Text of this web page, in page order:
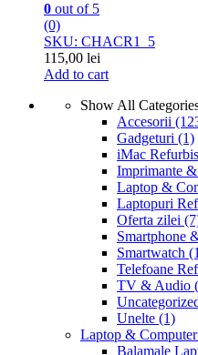
0 out of 5
(0)
SKU: CHACR1_5
115,00 lei
Add to cart
Show All
Accesorii
Gadgeturi (1)
iMac
Imprimante
Laptop &
Laptopuri
Oferta zilei
Smartphone
Smartwatch
Telefoane
TV & Audio
Unelte (1)
Laptop & Computer
Balamale